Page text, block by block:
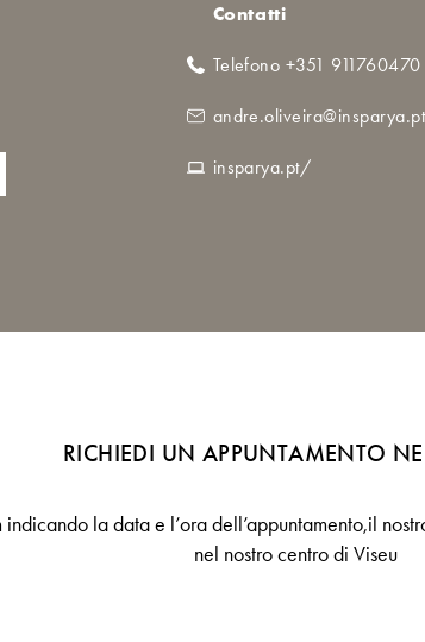
Contatti
Telefono +351 911760470
andre.oliveira@insparya.pt
insparya.pt/
RICHIEDI UN APPUNTAMENTO
la data e l’ora dell’appuntamento,il
nel nostro centro di Viseu